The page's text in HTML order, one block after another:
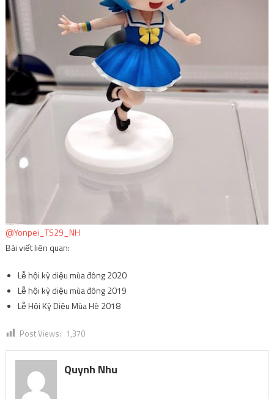
@Yonpei_TS29_NH
Bài viết liên quan:
Lễ hội kỳ diệu mùa đông 2020
Lễ hội kỳ diệu mùa đông 2019
Lễ Hội Kỳ Diệu Mùa Hè 2018
Post Views: 1,370
Quynh Nhu